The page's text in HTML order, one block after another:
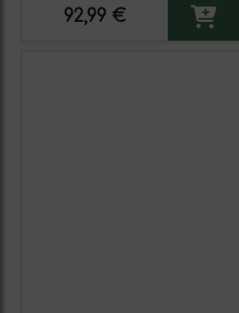
92,99 €